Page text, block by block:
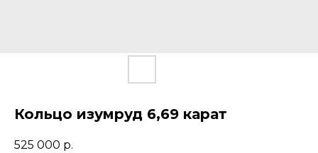
Кольцо изумруд 6,69 карат
525 000 р.